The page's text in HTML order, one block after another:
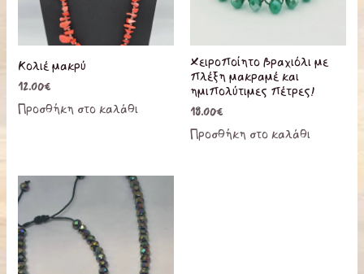
Κολιέ μακρύ
12.00€
Προσθήκη στο καλάθι
Χειροποίητο βραχιόλι με
πλέξη μακραμέ και
ημιπολύτιμες πέτρες!
18.00€
Προσθήκη στο καλάθι